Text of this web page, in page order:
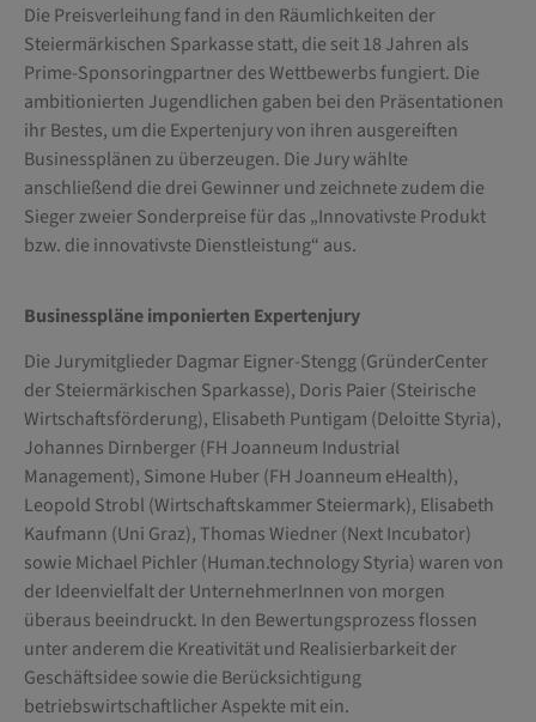
Die Preisverleihung fand in den Räumlichkeiten der
Steiermärkischen Sparkasse statt, die seit 18 Jahren als
Prime-Sponsoringpartner des Wettbewerbs fungiert. Die
ambitionierten Jugendlichen gaben bei den Präsentationen
ihr Bestes, um die Expertenjury von ihren ausgereiften
Businessplänen zu überzeugen. Die Jury wählte
anschließend die drei Gewinner und zeichnete zudem die
Sieger zweier Sonderpreise für das „Innovativste Produkt
bzw. die innovativste Dienstleistung“ aus.
Businesspläne imponierten Expertenjury
Die Jurymitglieder Dagmar Eigner-Stengg (GründerCenter
der Steiermärkischen Sparkasse), Doris Paier (Steirische
Wirtschaftsförderung), Elisabeth Puntigam (Deloitte Styria),
Johannes Dirnberger (FH Joanneum Industrial
Management), Simone Huber (FH Joanneum eHealth),
Leopold Strobl (Wirtschaftskammer Steiermark), Elisabeth
Kaufmann (Uni Graz), Thomas Wiedner (Next Incubator)
sowie Michael Pichler (Human.technology Styria) waren von
der Ideenvielfalt der UnternehmerInnen von morgen
überaus beeindruckt. In den Bewertungsprozess flossen
unter anderem die Kreativität und Realisierbarkeit der
Geschäftsidee sowie die Berücksichtigung
betriebswirtschaftlicher Aspekte mit ein.